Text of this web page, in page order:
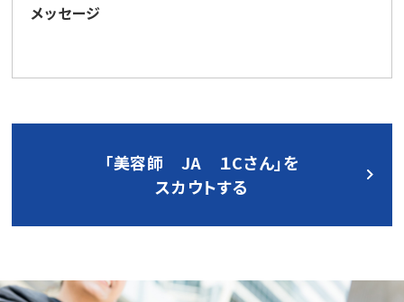
メッセージ
「美容師 JA １Cさん」を
スカウトする